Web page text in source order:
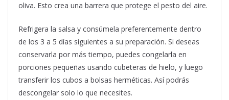
oliva. Esto crea una barrera que protege el pesto del aire.
Refrigera la salsa y consúmela preferentemente dentro
de los 3 a 5 días siguientes a su preparación. Si deseas
conservarla por más tiempo, puedes congelarla en
porciones pequeñas usando cubeteras de hielo, y luego
transferir los cubos a bolsas herméticas. Así podrás
descongelar solo lo que necesites.